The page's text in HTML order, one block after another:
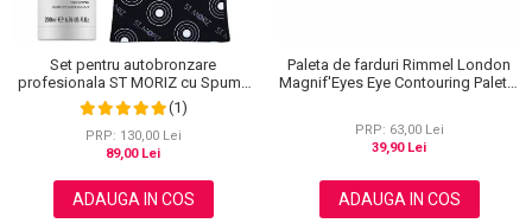
Set pentru autobronzare
profesionala ST MORIZ cu Spuma
Dark Fast Drying si Manusa Velvet
Tanning Mitt
(1)
PRP: 130,00 Lei
89,00 Lei
ADAUGA IN COS
Paleta de farduri Rimmel London
Magnif'Eyes Eye Contouring Palette
PRP: 63,00 Lei
39,90 Lei
ADAUGA IN COS